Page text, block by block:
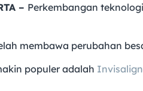
– Perkembangan teknologi
membawa perubahan
populer adalah Invisalign